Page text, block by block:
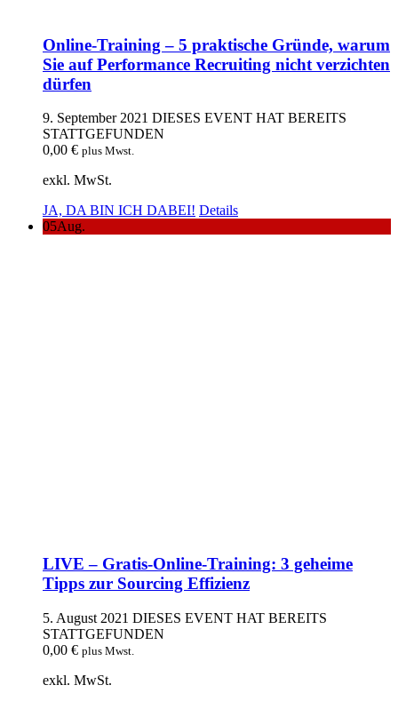
Online-Training – 5 praktische Gründe, warum
Sie auf Performance Recruiting nicht verzichten
dürfen
9. September 2021 DIESES EVENT HAT BEREITS
STATTGEFUNDEN
0,00 € plus Mwst.
exkl. MwSt.
JA, DA BIN ICH DABEI! Details
05Aug.
LIVE – Gratis-Online-Training: 3 geheime
Tipps zur Sourcing Effizienz
5. August 2021 DIESES EVENT HAT BEREITS
STATTGEFUNDEN
0,00 € plus Mwst.
exkl. MwSt.